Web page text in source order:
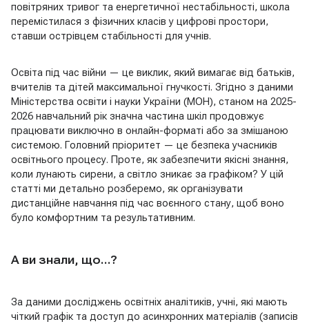
повітряних тривог та енергетичної нестабільності, школа
перемістилася з фізичних класів у цифрові простори,
ставши острівцем стабільності для учнів.
Освіта під час війни — це виклик, який вимагає від батьків,
вчителів та дітей максимальної гнучкості. Згідно з даними
Міністерства освіти і науки України (МОН), станом на 2025-
2026 навчальний рік значна частина шкіл продовжує
працювати виключно в онлайн-форматі або за змішаною
системою. Головний пріоритет — це безпека учасників
освітнього процесу. Проте, як забезпечити якісні знання,
коли лунають сирени, а світло зникає за графіком? У цій
статті ми детально розберемо, як організувати
дистанційне навчання під час воєнного стану, щоб воно
було комфортним та результативним.
А ви знали, що…?
За даними досліджень освітніх аналітиків, учні, які мають
чіткий графік та доступ до асинхронних матеріалів (записів